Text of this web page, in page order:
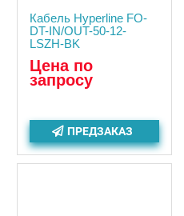
Кабель Hyperline FO-
DT-IN/OUT-50-12-
LSZH-BK
Цена по
запросу
ПРЕДЗАКАЗ